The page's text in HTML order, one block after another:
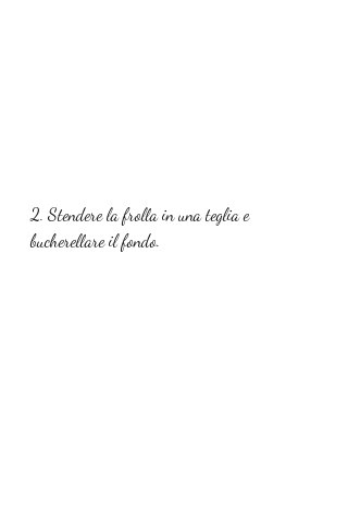
2. Stendere la frolla in una teglia e
bucherellare il fondo.